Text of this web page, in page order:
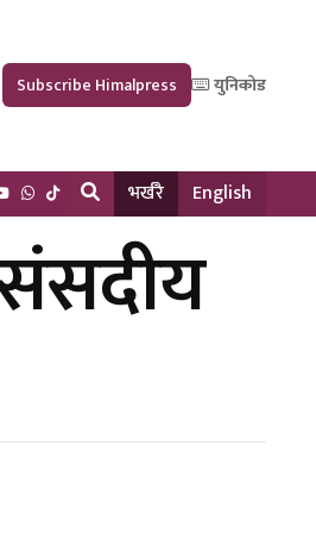
Subscribe Himalpress युनिकोड
भर्खरै English